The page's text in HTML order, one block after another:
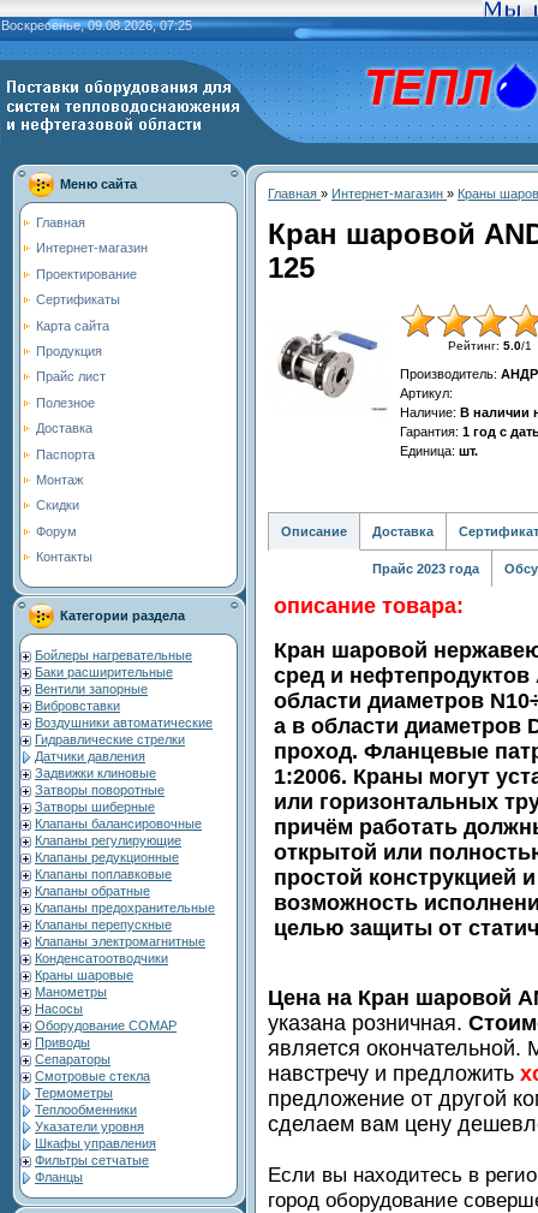
Воскресенье, 09.08.2026, 07:25
Меню сайта
Главная
Интернет-магазин
Проектирование
Сертификаты
Карта сайта
Продукция
Прайс лист
Полезное
Доставка
Паспорта
Монтаж
Скидки
Форум
Контакты
Категории раздела
Бойлеры нагревательные
Баки расширительные
Вентили запорные
Вибровставки
Воздушники автоматические
Гидравлические стрелки
Датчики давления
Задвижки клиновые
Затворы поворотные
Затворы шиберные
Клапаны балансировочные
Клапаны регулирующие
Клапаны редукционные
Клапаны поплавковые
Клапаны обратные
Клапаны предохранительные
Клапаны перепускные
Клапаны электромагнитные
Конденсатоотводчики
Краны шаровые
Манометры
Насосы
Оборудование COMAP
Приводы
Сепараторы
Смотровые стекла
Термометры
Теплообменники
Указатели уровня
Шкафы управления
Фильтры сетчатые
Фланцы
Главная » Интернет-магазин » Краны
Кран шаровой
125
Рейтинг: 5.0/1
Производитель:
Артикул:
Наличие: В наличии
Гарантия: 1 год с
Единица: шт.
Описание Доставка Сертификат
Прайс 2023 года
описание товара:
Кран шаровой
сред и нефтепродуктов
области диаметров
а в области диаметров
проход. Фланцевые
1:2006. Краны могут
или горизонтальных
причём работать
открытой или
простой конструкцией
возможность
целью защиты от
Цена на Кран шаровой
указана розничная.
является
навстречу и предложить
предложение от другой
сделаем вам цену
Если вы находитесь в
город оборудование